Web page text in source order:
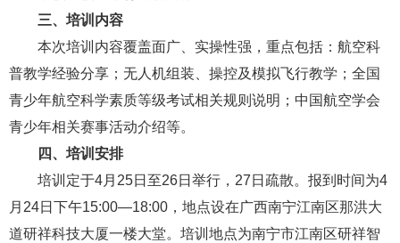
三、培训内容
本次培训内容覆盖面广、实操性强，重点包括：航空科
普教学经验分享；无人机组装、操控及模拟飞行教学；全国
青少年航空科学素质等级考试相关规则说明；中国航空学会
青少年相关赛事活动介绍等。
四、培训安排
培训定于4月25日至26日举行，27日疏散。报到时间为4
月24日下午15:00—18:00，地点设在广西南宁江南区那洪大
道研祥科技大厦一楼大堂。培训地点为南宁市江南区研祥智